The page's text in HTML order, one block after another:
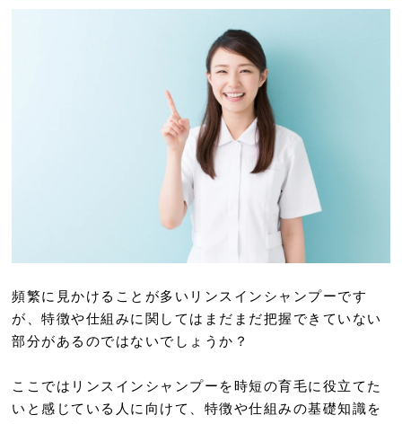
頻繁に見かけることが多いリンスインシャンプーです
が、特徴や仕組みに関してはまだまだ把握できていない
部分があるのではないでしょうか？
ここではリンスインシャンプーを時短の育毛に役立てた
いと感じている人に向けて、特徴や仕組みの基礎知識を